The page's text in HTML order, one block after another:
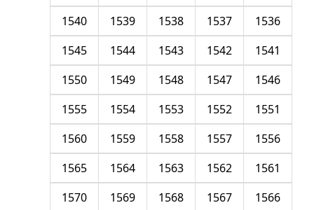
1536
1537
1538
1539
1540
1541
1542
1543
1544
1545
1546
1547
1548
1549
1550
1551
1552
1553
1554
1555
1556
1557
1558
1559
1560
1561
1562
1563
1564
1565
1566
1567
1568
1569
1570